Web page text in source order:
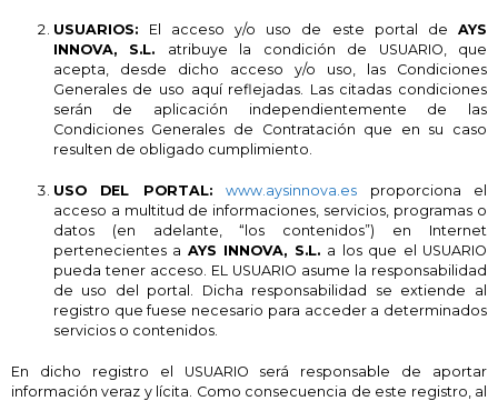
USUARIOS: El acceso y/o uso de este portal deAYS
INNOVA, S.L. atribuye la condición de USUARIO, que
acepta, desde dicho acceso y/o uso, las Condiciones
Generales de uso aquí reflejadas. Las citadas condiciones
serán de aplicación independientemente de las
Condiciones Generales de Contratación que en su caso
resulten de obligado cumplimiento.
USO DEL PORTAL:www.aysinnova.es proporciona el
acceso a multitud de informaciones, servicios, programas o
datos (en adelante, “los contenidos”) en Internet
pertenecientes a AYS INNOVA, S.L. a los que el USUARIO
pueda tener acceso. EL USUARIO asume la responsabilidad
de uso del portal. Dicha responsabilidad se extiende al
registro que fuese necesario para acceder a determinados
servicios o contenidos.
En dicho registro el USUARIO será responsable de aportar
información veraz y lícita. Como consecuencia de este registro, al